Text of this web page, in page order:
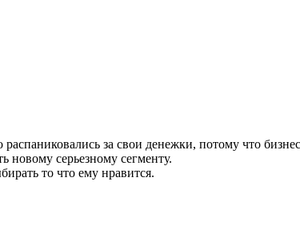
за свои денежки, потому что
новому серьезному сегменту.
то что ему нравится.